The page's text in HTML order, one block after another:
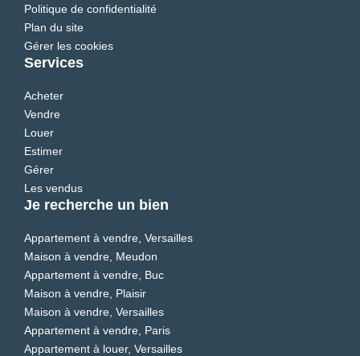
Politique de confidentialité
Plan du site
Gérer les cookies
Services
Acheter
Vendre
Louer
Estimer
Gérer
Les vendus
Je recherche un bien
Appartement à vendre, Versailles
Maison à vendre, Meudon
Appartement à vendre, Buc
Maison à vendre, Plaisir
Maison à vendre, Versailles
Appartement à vendre, Paris
Appartement à louer, Versailles